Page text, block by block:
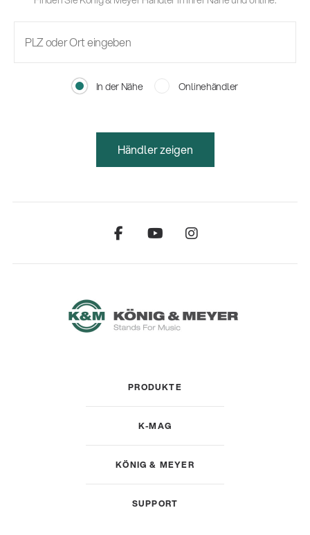
In der Nähe Onlinehändler
Händler zeigen
PRODUKTE
K-MAG
KÖNIG & MEYER
SUPPORT